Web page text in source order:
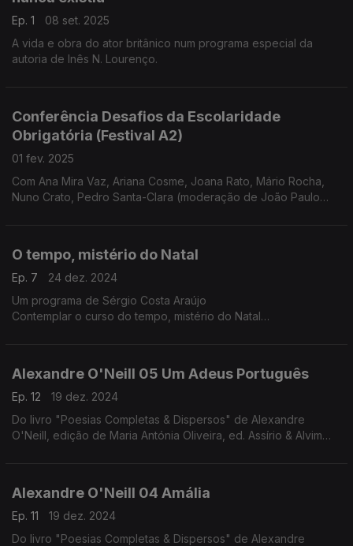
Ep. 1
08 set. 2025
A vida e obra do ator britânico num programa especial da
autoria de Inês N. Lourenço.
Conferência Desafios da Escolaridade
Obrigatória (Festival A2)
01 fev. 2025
Com Ana Mira Vaz, Ariana Cosme, Joana Rato, Mário Rocha,
Nuno Crato, Pedro Santa-Clara (moderação de João Paulo
O tempo, mistério do Natal
Ep. 7
24 dez. 2024
Um programa de Sérgio Costa Araújo
Contemplar o curso do tempo, mistério do Natal
pouco mais além.
Nesta jornada, debaixo de nuvens chuviscosas, os dias vão
procissões de gente mascarada, iluminadas por fogos, velas e
santos. Vamos contemplar tudo isto na privacidade do tempo
Alexandre O'Neill 05 Um Adeus Português
Ep. 12
19 dez. 2024
Do livro "Poesias Completas & Dispersos" de Alexandre
O'Neill, edição de Maria Antónia Oliveira, ed. Assírio & Alvim
Alexandre O'Neill 04 Amália
Ep. 11
19 dez. 2024
Do livro "Poesias Completas & Dispersos" de Alexandre